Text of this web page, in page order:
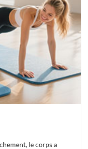
le corps a